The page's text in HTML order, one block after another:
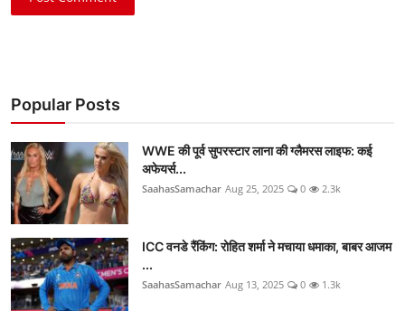
Popular Posts
WWE की पूर्व सुपरस्टार लाना की ग्लैमरस लाइफ: कई
अफेयर्स...
SaahasSamachar Aug 25, 2025 0 2.3k
ICC वनडे रैंकिंग: रोहित शर्मा ने मचाया धमाका, बाबर आजम
...
SaahasSamachar Aug 13, 2025 0 1.3k